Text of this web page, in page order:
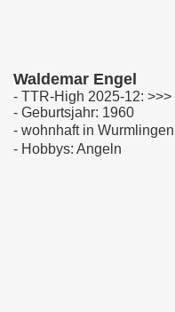
Waldemar Engel
- TTR-High 2025-12: >>>
- Geburtsjahr: 1960
- wohnhaft in Wurmlingen
- Hobbys: Angeln